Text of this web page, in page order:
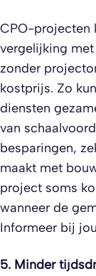
CPO-projecten
vergelijking
zonder
kostprijs. Zo
diensten
van
besparingen,
maakt met
project soms
wanneer de
Informeer bij
5. Minder